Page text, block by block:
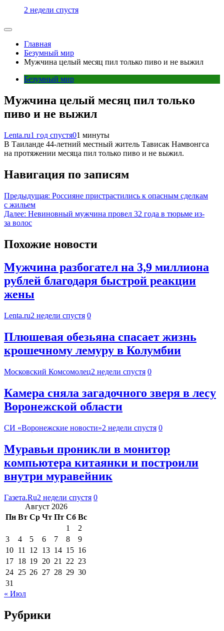
2 недели спустя
Главная
Безумный мир
Мужчина целый месяц пил только пиво и не выжил
Безумный мир
Мужчина целый месяц пил только
пиво и не выжил
Lenta.ru1 год спустя01 минуты
В Таиланде 44-летний местный житель Тависак Намвонгса
на протяжении месяца пил только пиво и не выжил.
Навигация по записям
Предыдущая: Россияне пристрастились к опасным сделкам
с жильем
Далее: Невиновный мужчина провел 32 года в тюрьме из-
за волос
Похожие новости
Мужчина разбогател на 3,9 миллиона
рублей благодаря быстрой реакции
жены
Lenta.ru2 недели спустя 0
Плюшевая обезьяна спасает жизнь
крошечному лемуру в Колумбии
Московский Комсомолец2 недели спустя 0
Камера сняла загадочного зверя в лесу
Воронежской области
СИ «Воронежские новости»2 недели спустя 0
Муравьи проникли в монитор
компьютера китаянки и построили
внутри муравейник
Газета.Ru2 недели спустя 0
Август 2026
Пн Вт Ср Чт Пт Сб Вс
1
2
3
4 5 6 7 8
9
10 11 12 13 14 15 16
17 18 19 20 21 22 23
24 25 26 27 28 29 30
31
« Июл
Рубрики